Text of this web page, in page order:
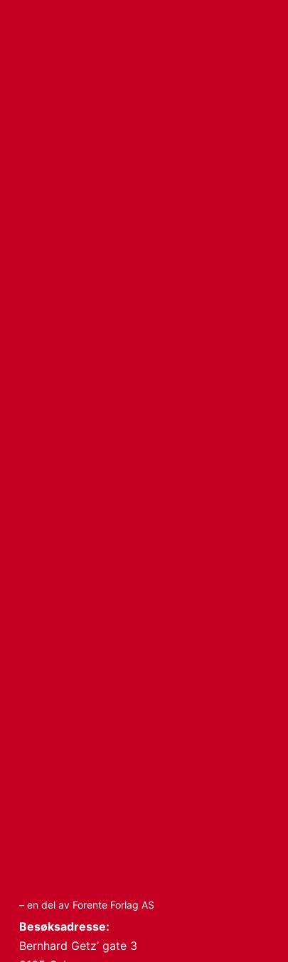
– en del av Forente Forlag AS
Besøksadresse:
Bernhard Getz’ gate 3